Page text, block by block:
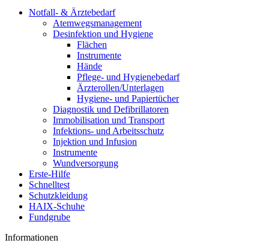
Notfall- & Ärztebedarf
Atemwegsmanagement
Desinfektion und Hygiene
Flächen
Instrumente
Hände
Pflege- und Hygienebedarf
Ärzterollen/Unterlagen
Hygiene- und Papiertücher
Diagnostik und Defibrillatoren
Immobilisation und Transport
Infektions- und Arbeitsschutz
Injektion und Infusion
Instrumente
Wundversorgung
Erste-Hilfe
Schnelltest
Schutzkleidung
HAIX-Schuhe
Fundgrube
Informationen